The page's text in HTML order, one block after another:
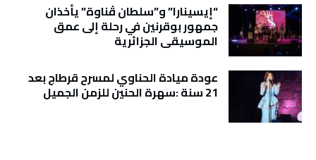
“إيسينارا” و”سلطان ڤناوة” يأخذان
جمهور بوقرنين في رحلة إلى عمق
الموسيقى الجزائرية
عودة ميادة الحناوي لمسرح قرطاج بعد
21 سنة :سهرة الحنين للزمن الجميل